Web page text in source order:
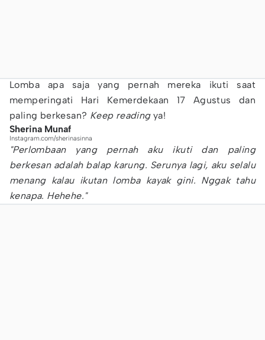
Lomba apa saja yang pernah mereka ikuti saat
memperingati Hari Kemerdekaan 17 Agustus dan
paling berkesan? Keep readingya!
Sherina Munaf
Instagram.com/sherinasinna
"Perlombaan yang pernah aku ikuti dan paling
berkesan adalah balap karung. Serunya lagi, aku selalu
menang kalau ikutan lomba kayak gini. Nggak tahu
kenapa. Hehehe."